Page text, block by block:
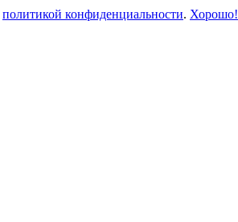
политикой конфиденциальности. Хорошо!